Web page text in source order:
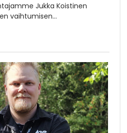
Jukka Koistinen
vaihtumisen...